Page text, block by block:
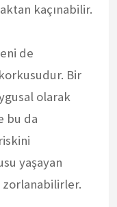
kaçınabilir.
de
Bir
olarak
bu da
yaşayan